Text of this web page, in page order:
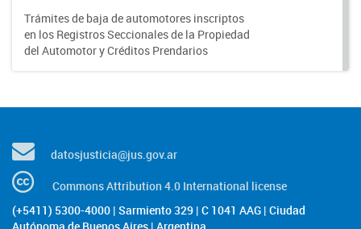
Trámites de baja de automotores inscriptos
en los Registros Seccionales de la Propiedad
del Automotor y Créditos Prendarios
datosjusticia@jus.gov.ar
Commons Attribution 4.0 International license
(+5411) 5300-4000 | Sarmiento 329 | C 1041 AAG | Ciudad